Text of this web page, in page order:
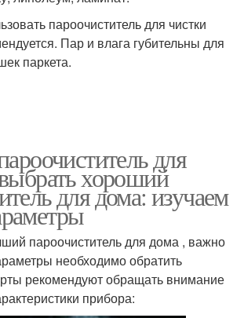
пароочиститель для чистки
Пар и влага губительны для
паркета.
для
хороший
для дома: изучаем
пароочиститель для дома , важно
необходимо обратить
рекомендуют обращать внимание
прибора: